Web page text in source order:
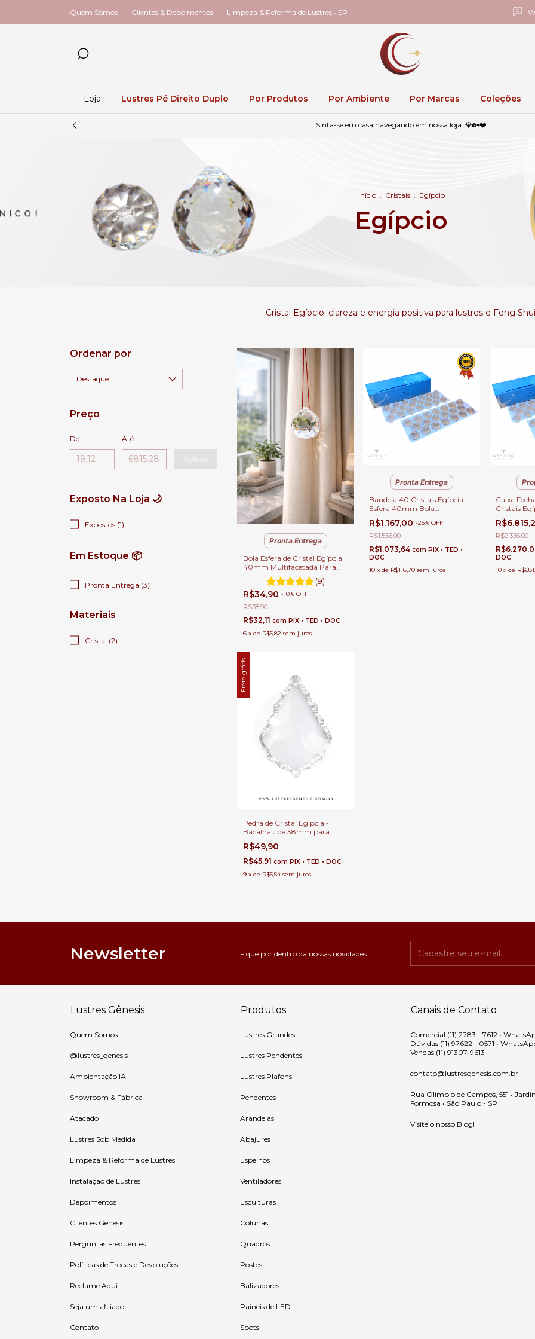
Quem Somos Clientes & Depoimentos Limpeza & Reforma de Lustres • SP
Loja Lustres Pé Direito Duplo Por Produtos Por Ambiente Por Marcas Coleções
Sinta-se em casa navegando em nossa loja. 💎🏡❤️
Início . Cristais . Egípcio
Egípcio
Cristal Egípcio: clareza e energia positiva para lustres e Feng
Ordenar por
Preço
De Até
Exposto Na Loja 🌙
Expostos (1)
Em Estoque 📦
Pronta Entrega (3)
Materiais
Cristal (2)
Pronta Entrega
Bola Esfera de Cristal Egípcia
40mm Multifacetada Para
Lustre e Feng-Shui
(9)
R$34,90 -10% OFF
R$38,90
R$32,11 com PIX • TED • DOC
6 x de R$5,82 sem juros
Pronta Entrega
Bandeja 40 Cristais Egípcia
Esfera 40mm Bola
Multifacetada para Lustres e
Feng-Shui
R$1.167,00-25%OFF
R$1.556,00
R$1.073,64com PIX • TED •
DOC
10 xde R$116,70 sem juros
Caixa
Cristais
| Esfera
Lustres e
R$9.336,00
DOC
10 x de
Frete grátis
Pedra de Cristal Egípcia -
Bacalhau de 38mm para
Lustres e Feng-Shui
R$49,90
R$45,91 com PIX • TED • DOC
9 x de R$5,54 sem juros
Newsletter Fique por dentro da nossas novidades
Lustres Gênesis
Quem Somos
@lustres_genesis
Ambientação IA
Showroom & Fábrica
Atacado
Lustres Sob Medida
Limpeza & Reforma de Lustres
Instalação de Lustres
Depoimentos
Clientes Gênesis
Perguntas Frequentes
Políticas de Trocas e Devoluções
Reclame Aqui
Seja um afiliado
Contato
Produtos
Lustres Grandes
Lustres Pendentes
Lustres Plafons
Pendentes
Arandelas
Abajures
Espelhos
Ventiladores
Esculturas
Colunas
Quadros
Postes
Balizadores
Paineis de LED
Spots
Canais de Contato
Comercial (11) 2783 - 7612 •
Dúvidas (11) 97622 - 0571 •
Vendas (11) 91307-9613
contato@lustresgenesis.com.br
Rua Olímpio de Campos, 551 •
Formosa • São Paulo - SP
Visite o nosso Blog!